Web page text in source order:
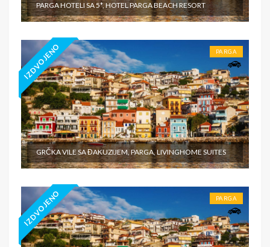
PARGA HOTELI SA 5*, HOTEL PARGA BEACH RESORT
IZDVOJENO PARGA
GRČKA VILE SA ĐAKUZIJEM, PARGA, LIVINGHOME SUITES
IZDVOJENO PARGA